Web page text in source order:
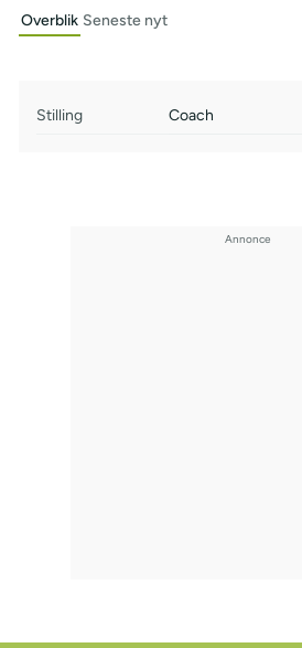
Overblik Seneste nyt
Stilling Coach